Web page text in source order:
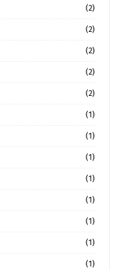
(2)
(2)
(2)
(2)
(2)
(1)
(1)
(1)
(1)
(1)
(1)
(1)
(1)